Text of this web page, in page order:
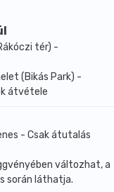
tér) -
(Bikás Park) -
átvétele
- Csak átutalás
változhat, a
során láthatja.